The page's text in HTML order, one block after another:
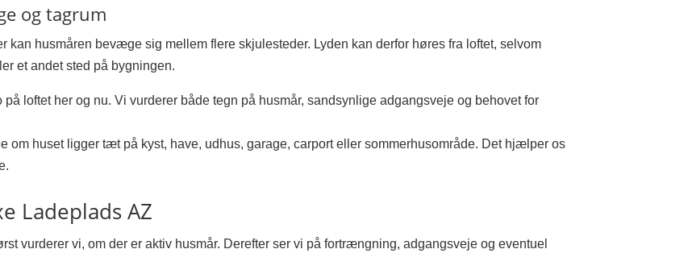
og tagrum
kan husmåren bevæge sig mellem flere skjulesteder. Lyden kan derfor høres fra loftet, selvom
et andet sted på bygningen.
loftet her og nu. Vi vurderer både tegn på husmår, sandsynlige adgangsveje og behovet for
om huset ligger tæt på kyst, have, udhus, garage, carport eller sommerhusområde. Det hjælper os
Ladeplads AZ
vurderer vi, om der er aktiv husmår. Derefter ser vi på fortrængning, adgangsveje og eventuel